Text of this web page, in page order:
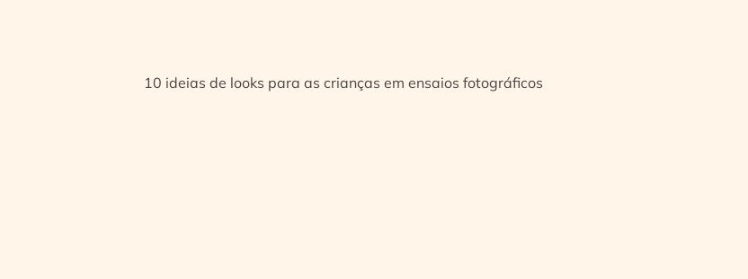
10 ideias de looks para as crianças em ensaios fotográficos